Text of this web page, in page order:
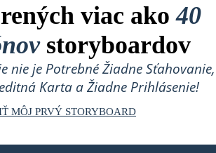
viac ako40
storyboardov
nie je Potrebné Žiadne Sťahovanie,
Karta a Žiadne Prihlásenie!
MÔJ PRVÝ STORYBOARD